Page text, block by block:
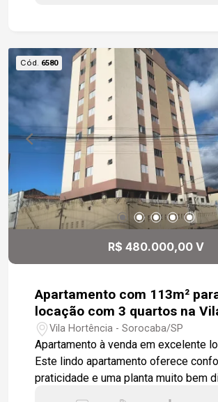
Cód. 6580
R$ 480.000,00 V
Apartamento com 113m²
locação com 3 quartos na
Hortencia
Vila Hortência - Sorocaba/SP
Apartamento à venda em excelente
Este lindo apartamento oferece
praticidade e uma planta muito bem